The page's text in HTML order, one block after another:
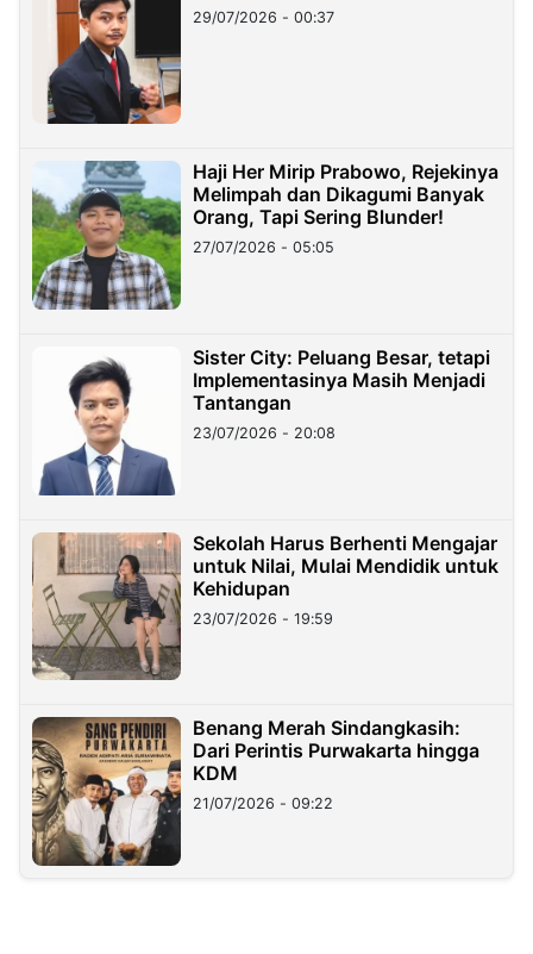
29/07/2026 - 00:37
Haji Her Mirip Prabowo, Rejekinya
Melimpah dan Dikagumi Banyak
Orang, Tapi Sering Blunder!
27/07/2026 - 05:05
Sister City: Peluang Besar, tetapi
Implementasinya Masih Menjadi
Tantangan
23/07/2026 - 20:08
Sekolah Harus Berhenti Mengajar
untuk Nilai, Mulai Mendidik untuk
Kehidupan
23/07/2026 - 19:59
Benang Merah Sindangkasih:
Dari Perintis Purwakarta hingga
KDM
21/07/2026 - 09:22